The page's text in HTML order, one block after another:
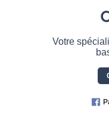
Votre